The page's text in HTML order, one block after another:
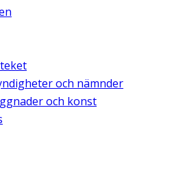
och nämnder
och konst